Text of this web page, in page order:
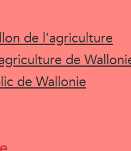
de l’agriculture
de
de Wallonie